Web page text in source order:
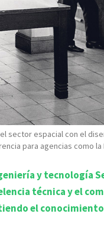
sector espacial con el
para agencias como la
y tecnología
técnica y el
el